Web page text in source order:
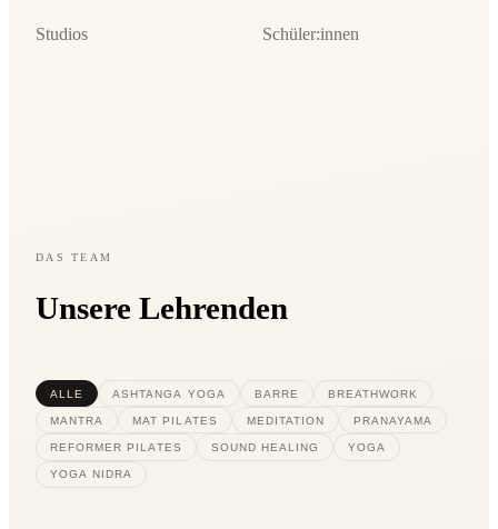
Studios Schüler:innen
DAS TEAM
Unsere Lehrenden
ALLE ASHTANGA YOGA BARRE BREATHWORK
MANTRA MAT PILATES MEDITATION PRANAYAMA
REFORMER PILATES SOUND HEALING YOGA
YOGA NIDRA